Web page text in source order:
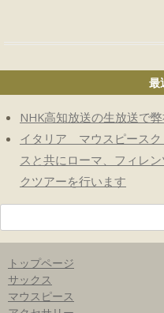
最
NHK高知放送の生放送で
イタリア マウスピースク
スと共にローマ、フィレ
クツアーを行います
索:
トップページ
サックス
マウスピース